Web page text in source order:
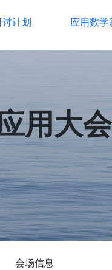
计划 应用数
用大会
会场信息